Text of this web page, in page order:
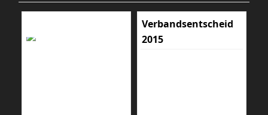
Verbandsentscheid
2015